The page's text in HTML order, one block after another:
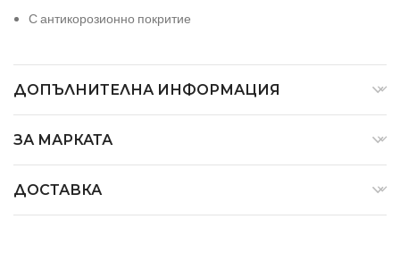
С антикорозионно покритие
ДОПЪЛНИТЕЛНА ИНФОРМАЦИЯ
ЗА МАРКАТА
ДОСТАВКА